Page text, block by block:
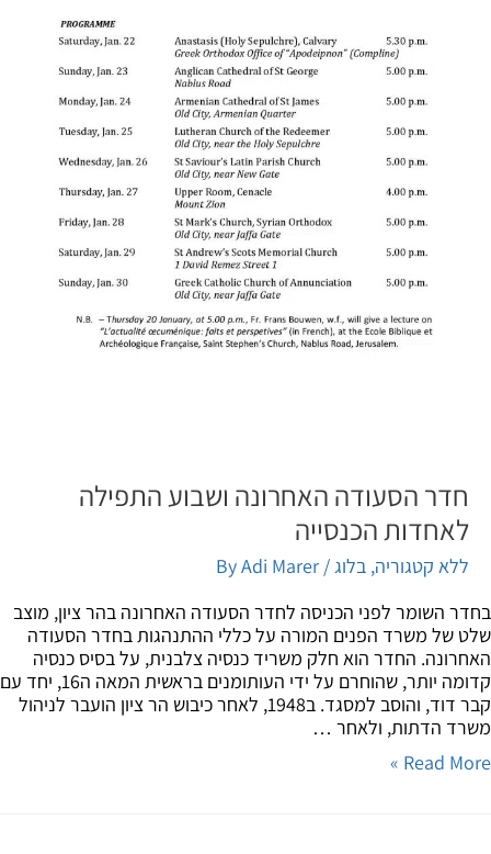
חדר הסעודה האחרונה ושבוע התפילה
לאחדות הכנסייה
ללא קטגוריה,בלוג/ By
Adi Marer
השומר לפני הכניסה לחדר הסעודה האחרונה בהר ציון, מוצב
של משרד הפנים המורה על כללי ההתנהגות בחדר הסעודה
החדר הוא חלק משריד כנסיה צלבנית, על בסיס כנסיה
קדומה יותר, שהוחרם על ידי העותומנים בראשית המאה ה16, יחד עם
קבר דוד, והוסב למסגד. ב1948, לאחר כיבוש הר ציון הועבר לניהול
הדתות, ולאחר …
Read